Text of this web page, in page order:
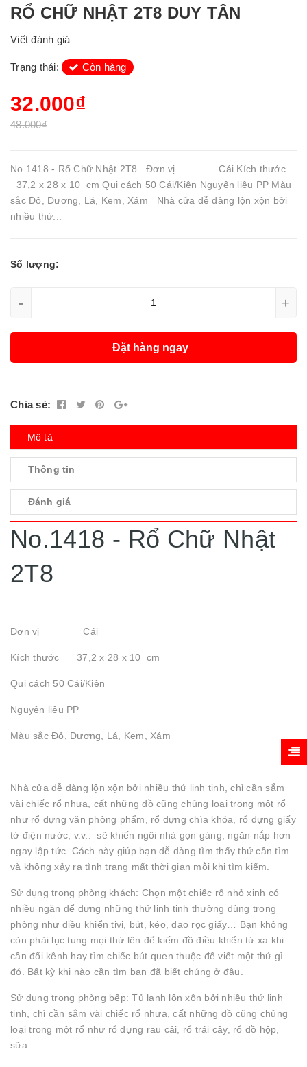
RỔ CHỮ NHẬT 2T8 DUY TÂN
Viết đánh giá
Trạng thái: Còn hàng
32.000₫
48.000₫
No.1418 - Rổ Chữ Nhật 2T8 Đơn vị Cái Kích thước
37,2 x 28 x 10 cm Qui cách 50 Cái/Kiện Nguyên liệu PP Màu
sắc Đỏ, Dương, Lá, Kem, Xám Nhà cửa dễ dàng lộn xộn bởi
nhiều thứ...
Số lượng:
- +
Đặt hàng ngay
Chia sẻ:
Mô tả
Thông tin
Đánh giá
No.1418 - Rổ Chữ Nhật
2T8
Đơn vị Cái
Kích thước 37,2 x 28 x 10 cm
Qui cách 50 Cái/Kiện
Nguyên liệu PP
Màu sắc Đỏ, Dương, Lá, Kem, Xám
Nhà cửa dễ dàng lộn xộn bởi nhiều thứ linh tinh, chỉ cần sắm
vài chiếc rổ nhựa, cất những đồ cũng chủng loại trong một rổ
như rổ đựng văn phòng phẩm, rổ đựng chìa khóa, rổ đựng giấy
tờ điện nước, v.v.. sẽ khiến ngôi nhà gọn gàng, ngăn nắp hơn
ngay lập tức. Cách này giúp bạn dễ dàng tìm thấy thứ cần tìm
và không xảy ra tình trạng mất thời gian mỗi khi tìm kiếm.
Sử dụng trong phòng khách: Chọn một chiếc rổ nhỏ xinh có
nhiều ngăn để đựng những thứ linh tinh thường dùng trong
phòng như điều khiển tivi, bút, kéo, dao rọc giấy… Bạn không
còn phải lục tung mọi thứ lên để kiếm đồ điều khiển từ xa khi
cần đổi kênh hay tìm chiếc bút quen thuộc để viết một thứ gì
đó. Bất kỳ khi nào cần tìm bạn đã biết chúng ở đâu.
Sử dụng trong phòng bếp: Tủ lạnh lộn xộn bởi nhiều thứ linh
tinh, chỉ cần sắm vài chiếc rổ nhựa, cất những đồ cũng chủng
loại trong một rổ như rổ đựng rau cải, rổ trái cây, rổ đồ hộp,
sữa…